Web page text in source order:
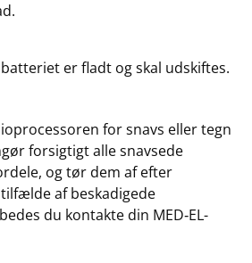
er fladt og skal udskiftes.
for snavs eller tegn
forsigtigt alle snavsede
og tør dem af efter
af beskadigede
du kontakte din MED‑EL-